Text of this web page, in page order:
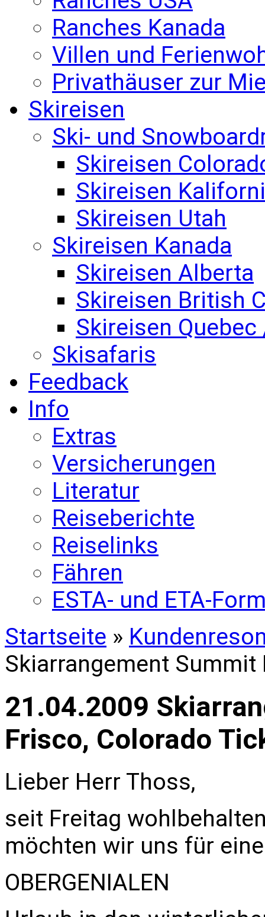
Ranches Kanada
Villen und
Privathäuser zur
Skireisen
Ski- und
Skireisen
Skireisen
Skireisen Utah
Skireisen Kanada
Skireisen Alberta
Skireisen British
Skireisen
Skisafaris
Feedback
Info
Extras
Versicherungen
Literatur
Reiseberichte
Reiselinks
Fähren
ESTA- und ETA-
Startseite »
Skiarrangement
21.04.2009
Frisco, Colorado
Lieber Herr Thoss,
seit Freitag
möchten wir uns für
OBERGENIALEN